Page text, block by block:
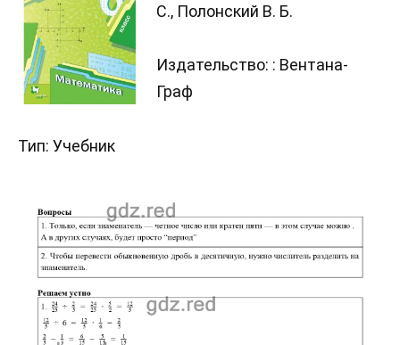
С., Полонский В. Б.
Издательство: : Вентана-
Граф
Тип: Учебник